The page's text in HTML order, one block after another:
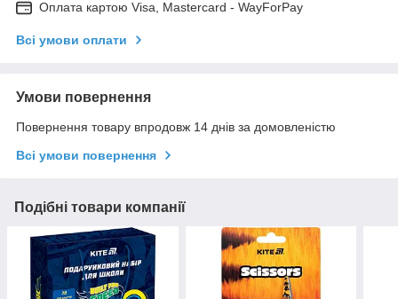
Оплата картою Visa, Mastercard - WayForPay
Всі умови оплати
Умови повернення
Повернення товару впродовж 14 днів за домовленістю
Всі умови повернення
Подібні товари компанії